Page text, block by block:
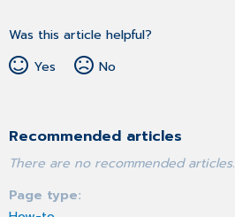
Was this article helpful?
Yes
No
Recommended articles
There are no recommended articles.
Page type